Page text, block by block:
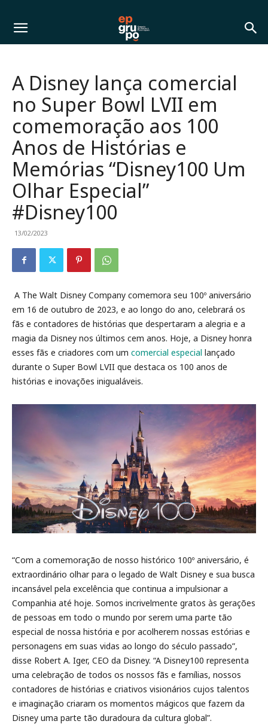
A Disney lança comercial
no Super Bowl LVII em
comemoração aos 100
Anos de Histórias e
Memórias “Disney100 Um
Olhar Especial”
#Disney100
13/02/2023
A The Walt Disney Company comemora seu 100º aniversário
em 16 de outubro de 2023, e ao longo do ano, celebrará os
fãs e contadores de histórias que despertaram a alegria e a
magia da Disney nos últimos cem anos. Hoje, a Disney honra
esses fãs e criadores com um comercial especial lançado
durante o Super Bowl LVII que destaca os 100 anos de
histórias e inovações inigualáveis.
“Com a comemoração de nosso histórico 100º aniversário, é
extraordinário olhar para o legado de Walt Disney e sua busca
incansável pela excelência que continua a impulsionar a
Companhia até hoje. Somos incrivelmente gratos às gerações
de pessoas em todo o mundo por serem uma parte tão
especial de nossa história e por acolherem nossas estórias e
personagens em suas vidas ao longo do século passado”,
disse Robert A. Iger, CEO da Disney. “A Disney100 representa
uma celebração de todos os nossos fãs e famílias, nossos
contadores de histórias e criativos visionários cujos talentos
e imaginação criaram os momentos mágicos que fazem da
Disney uma parte tão duradoura da cultura global”.